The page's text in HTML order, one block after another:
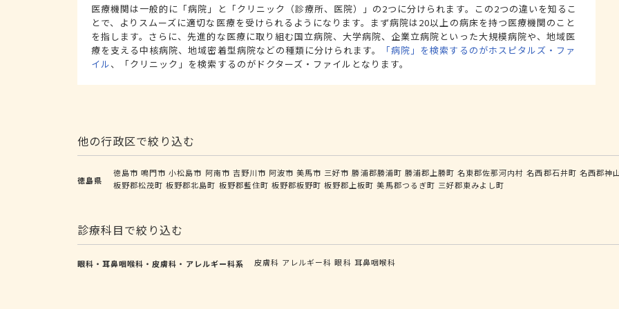
医療機関は一般的に「病院」と「クリニック（診療所、医院）」の2つに分けられます。この2つの違いを知るこ
とで、よりスムーズに適切な医療を受けられるようになります。まず病院は20以上の病床を持つ医療機関のこと
を指します。さらに、先進的な医療に取り組む国立病院、大学病院、企業立病院といった大規模病院や、地域医
療を支える中核病院、地域密着型病院などの種類に分けられます。
「病院」を検索するのがホスピタルズ・ファ
イル、「クリニック」を検索するのがドクターズ・ファイルとなります。
他の行政区で絞り込む
徳島県
徳島市 鳴門市 小松島市 阿南市 吉野川市 阿波市 美馬市 三好市 勝浦郡勝浦町 勝浦郡上勝町 名東郡佐那河内村 名西郡石井町 名西郡神
板野郡松茂町 板野郡北島町 板野郡藍住町 板野郡板野町 板野郡上板町 美馬郡つるぎ町 三好郡東みよし町
診療科目で絞り込む
眼科・耳鼻咽喉科・皮膚科・アレルギー科系 皮膚科 アレルギー科 眼科 耳鼻咽喉科